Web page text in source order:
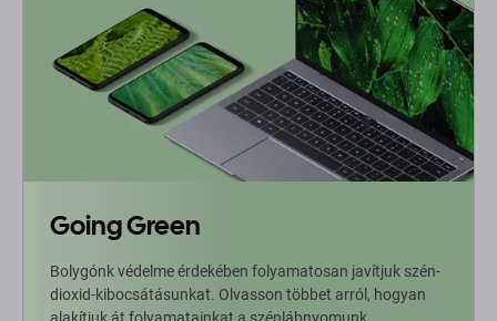
Going Green
Bolygónk védelme érdekében folyamatosan javítjuk szén-
dioxid-kibocsátásunkat. Olvasson többet arról, hogyan